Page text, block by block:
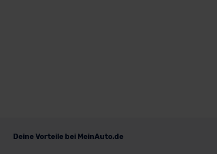
Deine Vorteile bei MeinAuto.de